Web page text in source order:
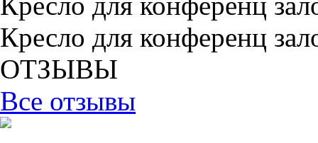
Кресло для конференц
ОТЗЫВЫ
Все отзывы